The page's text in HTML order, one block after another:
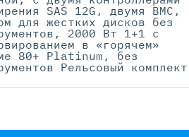
SAS 12G, двумя BMC,
для жестких дисков без
2000 Вт 1+1 с
в «горячем»
80+ Platinum, без
Рельсовый комплект